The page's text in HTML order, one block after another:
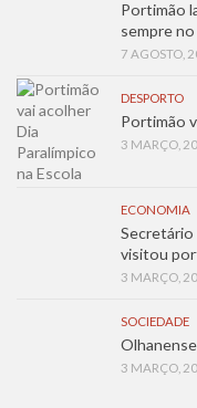
Portimão
sempre
7 AGOSTO,
DESPORTO
Portimão
3 MARÇO,
ECONOMIA
Secretário
visitou
3 MARÇO,
SOCIEDADE
3 MARÇO,